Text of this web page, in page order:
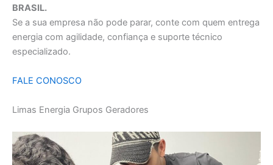
BRASIL.
Se a sua empresa não pode parar, conte com quem entrega
energia com agilidade, confiança e suporte técnico
especializado.
FALE CONOSCO
Limas Energia Grupos Geradores